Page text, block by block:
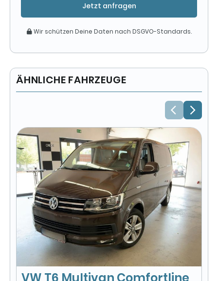
Jetzt anfragen
Wir schützen Deine Daten nach DSGVO-Standards.
ÄHNLICHE FAHRZEUGE
VW T6 Multivan Comfortline